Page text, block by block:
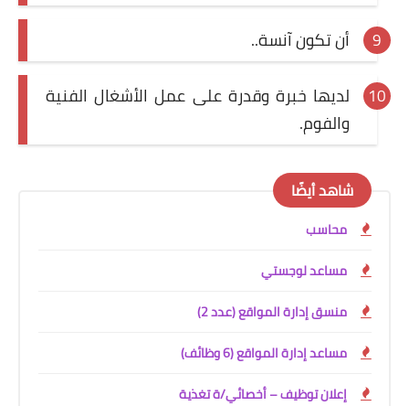
أن تكون آنسة..
لديها خبرة وقدرة على عمل الأشغال الفنية
والفوم.
شاهد أيضًا
محاسب
مساعد لوجستي
منسق إدارة المواقع (عدد 2)
مساعد إدارة المواقع (6 وظائف)
إعلان توظيف – أخصائي/ة تغذية